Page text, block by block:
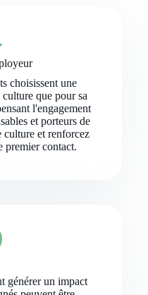
choisissent une
culture que pour sa
l'engagement
et porteurs de
culture et renforcez
premier contact.
générer un impact